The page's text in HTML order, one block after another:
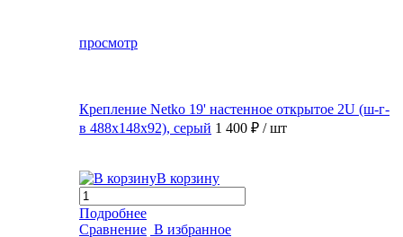
просмотр
Крепление Netko 19' настенное открытое 2U (ш-г-
в 488х148х92), серый 1 400 ₽ / шт
В корзину
Подробнее
Сравнение В избранное